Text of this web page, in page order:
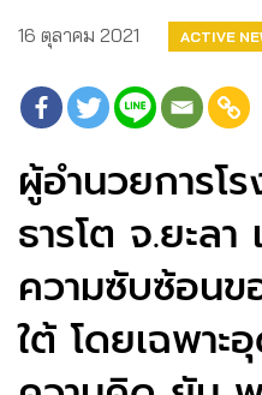
16 ตุลาคม 2021 ACTIVE
ผู้อำนวยการโ
ธารโต จ.ยะล
ความซับซ้อน
ใต้ โดยเฉพา